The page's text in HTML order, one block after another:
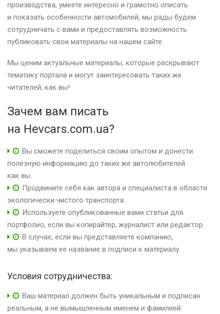
производства, умеете интересно и грамотно описать
и показать особенности автомобилей, мы рады будем
сотрудничать с вами и предоставлять возможность
публиковать свои материалы на нашем сайте.
Мы ценим актуальные материалы, которые раскрывают
тематику портала и могут заинтересовать таких же
читателей, как вы!
Зачем вам писать
на Hevcars.com.ua?
Вы сможете поделиться своим опытом и донести
полезную информацию до таких же автолюбителей
как вы.
Продвините себя как автора и специалиста в области
экологически чистого транспорта.
Используете опубликованные вами статьи для
портфолио, если вы копирайтер, журналист или редактор.
В случае, если вы представляете компанию,
мы указываем ее название в подписи к материалу.
Условия сотрудничества:
Ваш материал должен быть уникальным и подписан
реальным, а не вымышленным именем и фамилией.